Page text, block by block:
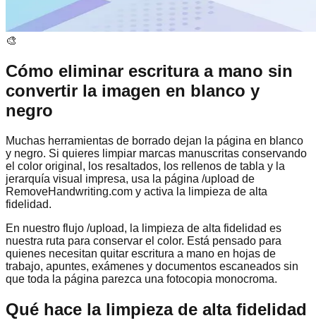
🎨
Cómo eliminar escritura a mano sin
convertir la imagen en blanco y
negro
Muchas herramientas de borrado dejan la página en blanco
y negro. Si quieres limpiar marcas manuscritas conservando
el color original, los resaltados, los rellenos de tabla y la
jerarquía visual impresa, usa la página /upload de
RemoveHandwriting.com y activa la limpieza de alta
fidelidad.
En nuestro flujo /upload, la limpieza de alta fidelidad es
nuestra ruta para conservar el color. Está pensado para
quienes necesitan quitar escritura a mano en hojas de
trabajo, apuntes, exámenes y documentos escaneados sin
que toda la página parezca una fotocopia monocroma.
Qué hace la limpieza de alta fidelidad